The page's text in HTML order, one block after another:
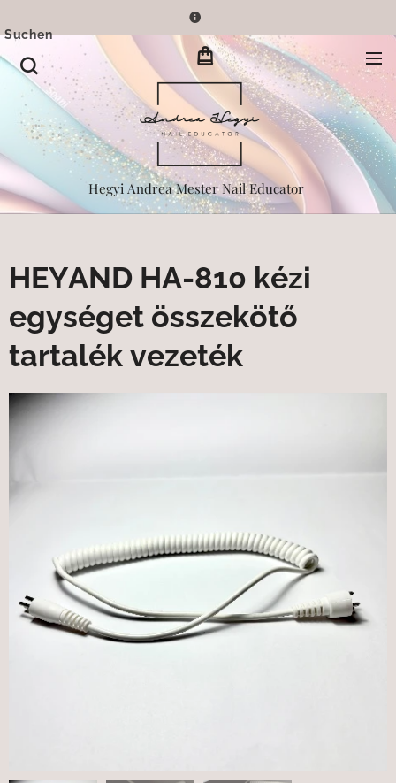
Hegyi Andrea Mester Nail Educator
Suchen
HEYAND HA-810 kézi
egységet összekötő
tartalék vezeték